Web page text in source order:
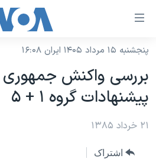
لینکهای
دسترسی
جهش
محتوای
اصلی
نسخه سبک وب‌سایت
موضوع ها
ایران
آمریکا
برنامه های تلویزیونی
جدول برنامه ها
پنجشنبه ۱۵ مرداد ۱۴۰۵ ایران ۱۶:۰۸
بررسی واکنش جمهوری
پيشنهادات گروه ۱ + ۵
۲۱ خرداد ۱۳۸۵
اشتراک